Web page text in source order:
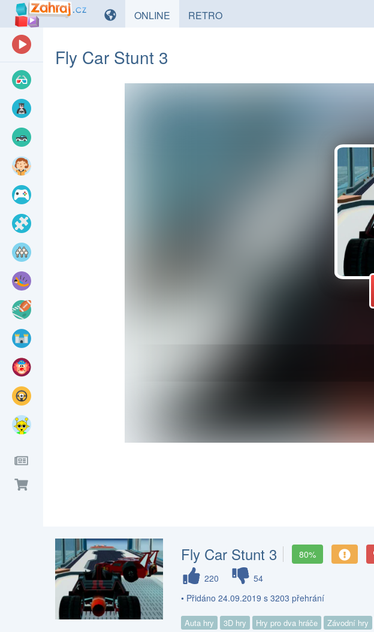
ONLINE HRYRETROHRY
Fly Car Stunt 3
Fly Car Stunt 3
80%
220
54
• Přidáno 24.09.2019 s 3203 přehrání
Auta hry 3D hry Hry pro dva hráče Závodní hry